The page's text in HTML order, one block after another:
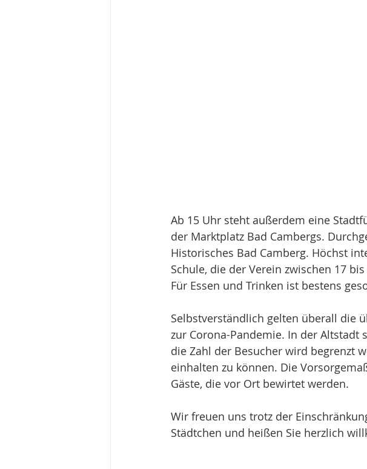
Ab 15 Uhr steht außerdem eine
der Marktplatz Bad Cambergs.
Historisches Bad Camberg. Höchst
Schule, die der Verein zwischen 17
Für Essen und Trinken ist bestens
Selbstverständlich gelten überall die
zur Corona-Pandemie. In der
die Zahl der Besucher wird begrenzt
einhalten zu können. Die
Gäste, die vor Ort bewirtet werden.
Wir freuen uns trotz der
Städtchen und heißen Sie herzlich